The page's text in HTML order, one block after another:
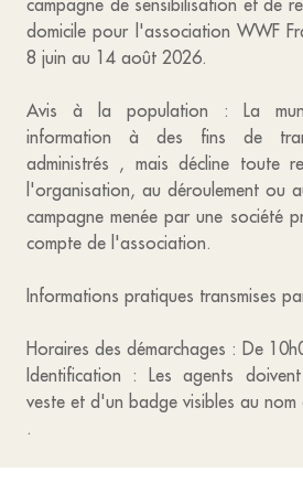
campagne de sensibilisation et de
domicile pour l'association WWF
8 juin au 14 août 2026.
Avis à la population : La
information à des fins de
administrés , mais décline toute
l'organisation, au déroulement ou
campagne menée par une société
compte de l'association.
Informations pratiques transmises
Horaires des démarchages : De
Identification : Les agents
veste et d'un badge visibles au nom
.